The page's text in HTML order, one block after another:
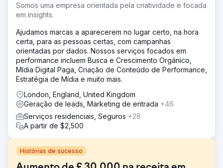
Somos uma empresa orientada pela criatividade e focada
em insights.
Ajudamos marcas a aparecerem no lugar certo, na hora
certa, para as pessoas certas, com campanhas
orientadas por dados. Nossos serviços focados em
performance incluem Busca e Crescimento Orgânico,
Mídia Digital Paga, Criação de Conteúdo de Performance,
Estratégia de Mídia e muito mais.
London, England, United Kingdom
Geração de leads, Marketing de entrada +46
Serviços residenciais, Seguros +28
A partir de $2,500
Histórias de sucesso